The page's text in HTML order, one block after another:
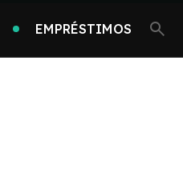
EMPRÉSTIMOS